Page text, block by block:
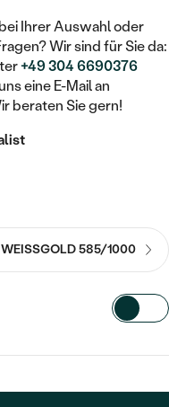
ZUM
EINFASSEN
Ihrer Auswahl oder
Wir sind für Sie da:
+49 304 6690376
eine E-Mail an
beraten Sie gern!
WEISSGOLD 585/1000